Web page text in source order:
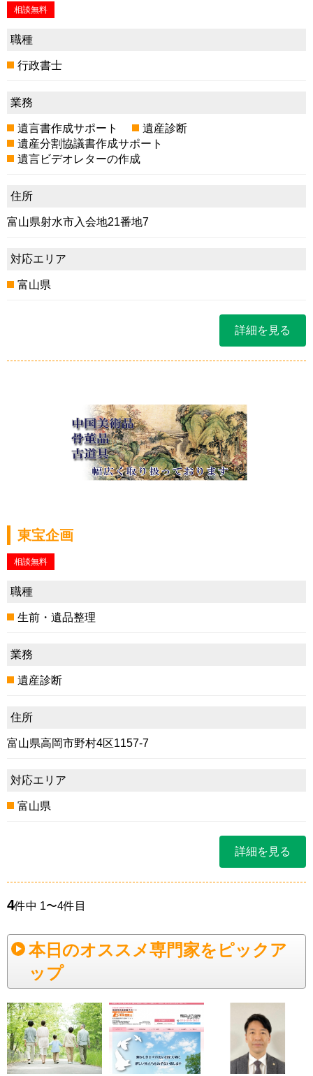
相談無料
職種
行政書士
業務
遺言書作成サポート
遺産診断
遺産分割協議書作成サポート
遺言ビデオレターの作成
住所
富山県射水市入会地21番地7
対応エリア
富山県
詳細を見る
東宝企画
相談無料
職種
生前・遺品整理
業務
遺産診断
住所
富山県高岡市野村4区1157-7
対応エリア
富山県
詳細を見る
4件中 1〜4件目
本日のオススメ専門家をピックア
ップ